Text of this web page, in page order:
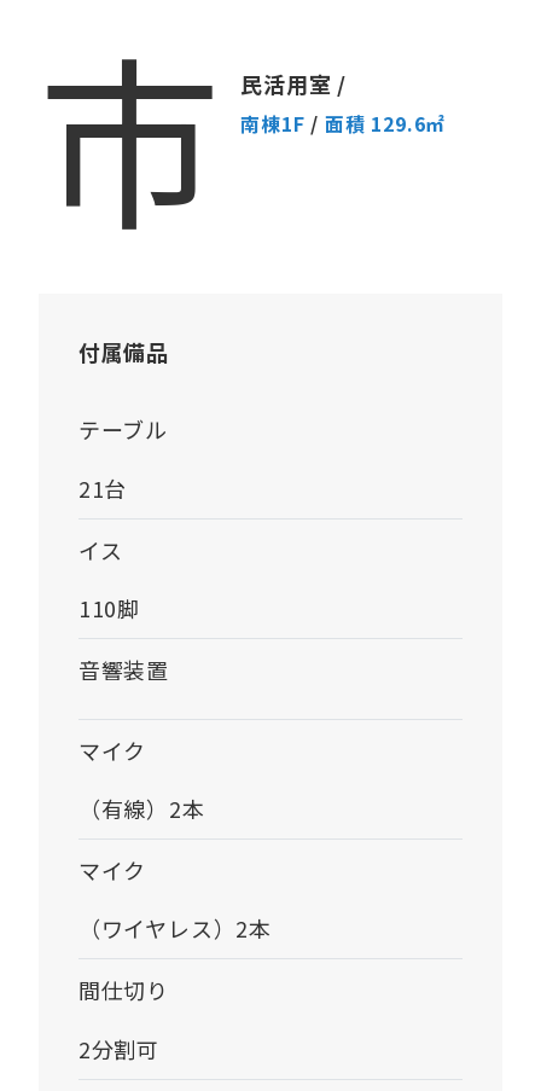
市 民活用室 /
南棟1F / 面積 129.6㎡
付属備品
テーブル
21台
イス
110脚
音響装置
マイク
（有線）2本
マイク
（ワイヤレス）2本
間仕切り
2分割可